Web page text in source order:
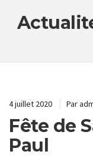
4 juillet 2020 Par
Fête de
Paul